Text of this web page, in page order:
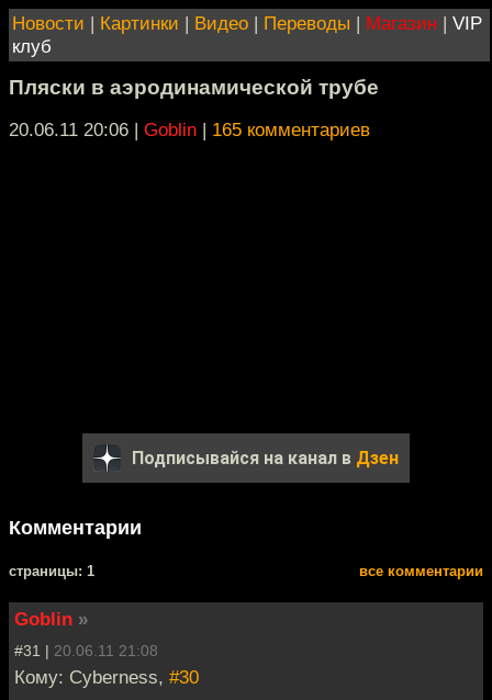
Новости | Картинки | Видео | Переводы | Магазин | VIP
клуб
Пляски в аэродинамической трубе
20.06.11 20:06 | Goblin | 165 комментариев
Подписывайся на канал в Дзен
Комментарии
cтраницы: 1 все комментарии
Goblin »
#31 | 20.06.11 21:08
Кому: Cyberness, #30